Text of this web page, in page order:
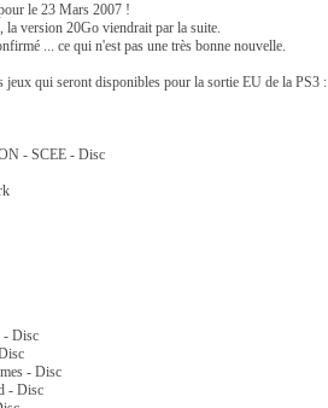
le 23 Mars 2007 !
version 20Go viendrait par la suite.
... ce qui n'est pas une très bonne nouvelle.
qui seront disponibles pour la sortie EU de la PS3 :
- SCEE - Disc
- Disc
- Disc
- Disc